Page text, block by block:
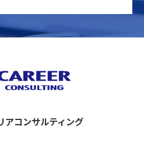
アコンサルティング